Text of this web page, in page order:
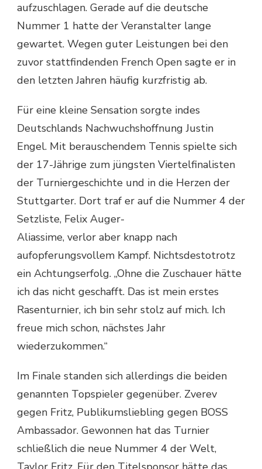
aufzuschlagen. Gerade auf die deutsche
Nummer 1 hatte der Veranstalter lange
gewartet. Wegen guter Leistungen bei den
zuvor stattfindenden French Open sagte er in
den letzten Jahren häufig kurzfristig ab.
Für eine kleine Sensation sorgte indes
Deutschlands Nachwuchshoffnung Justin
Engel. Mit berauschendem Tennis spielte sich
der 17-Jährige zum jüngsten Viertelfinalisten
der Turniergeschichte und in die Herzen der
Stuttgarter. Dort traf er auf die Nummer 4 der
Setzliste, Felix Auger-
Aliassime, verlor aber knapp nach
aufopferungsvollem Kampf. Nichtsdestotrotz
ein Achtungserfolg. „Ohne die Zuschauer hätte
ich das nicht geschafft. Das ist mein erstes
Rasenturnier, ich bin sehr stolz auf mich. Ich
freue mich schon, nächstes Jahr
wiederzukommen.“
Im Finale standen sich allerdings die beiden
genannten Topspieler gegenüber. Zverev
gegen Fritz, Publikumsliebling gegen BOSS
Ambassador. Gewonnen hat das Turnier
schließlich die neue Nummer 4 der Welt,